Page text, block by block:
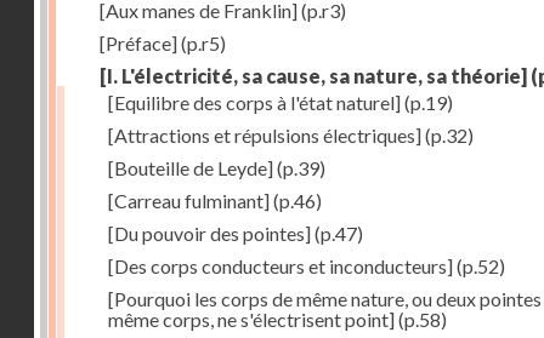
[Aux manes de Franklin](p.r3)
[Préface](p.r5)
[I. L'électricité, sa cause, sa nature, sa théorie]
[Equilibre des corps à l'état naturel](p.19)
[Attractions et répulsions électriques](p.32)
[Bouteille de Leyde](p.39)
[Carreau fulminant](p.46)
[Du pouvoir des pointes](p.47)
[Des corps conducteurs et inconducteurs](p.52)
[Pourquoi les corps de même nature, ou deux
même corps, ne s'électrisent point](p.58)